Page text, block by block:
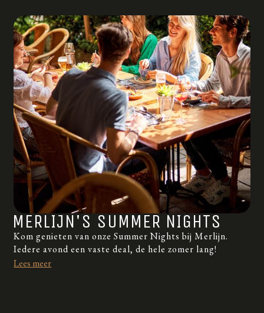
MERLIJN'S SUMMER NIGHTS
Kom genieten van onze Summer Nights bij Merlijn.
Iedere avond een vaste deal, de hele zomer lang!
Lees meer